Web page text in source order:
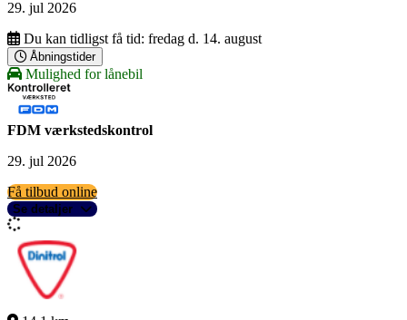
29. jul 2026
Du kan tidligst få tid: fredag d. 14. august
Åbningstider
Mulighed for lånebil
FDM værkstedskontrol
29. jul 2026
Få tilbud online
Se detaljer